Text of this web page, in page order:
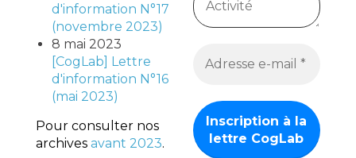
d'information N°17
(novembre 2023)
8 mai 2023
[CogLab] Lettre
d'information N°16
(mai 2023)
Pour consulter nos
archives avant 2023.